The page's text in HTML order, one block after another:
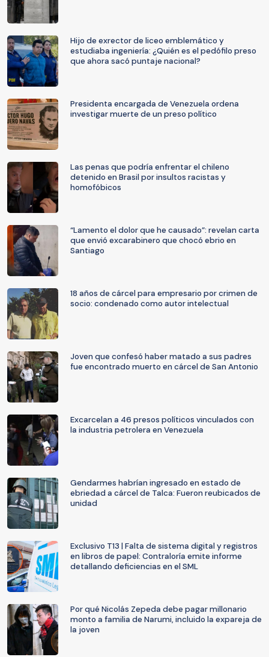
Hijo de exrector de liceo emblemático y
estudiaba ingeniería: ¿Quién es el pedófilo preso
que ahora sacó puntaje nacional?
Presidenta encargada de Venezuela ordena
investigar muerte de un preso político
Las penas que podría enfrentar el chileno
detenido en Brasil por insultos racistas y
homofóbicos
“Lamento el dolor que he causado”: revelan carta
que envió excarabinero que chocó ebrio en
Santiago
18 años de cárcel para empresario por crimen de
socio: condenado como autor intelectual
Joven que confesó haber matado a sus padres
fue encontrado muerto en cárcel de San Antonio
Excarcelan a 46 presos políticos vinculados con
la industria petrolera en Venezuela
Gendarmes habrían ingresado en estado de
ebriedad a cárcel de Talca: Fueron reubicados de
unidad
Exclusivo T13 | Falta de sistema digital y registros
en libros de papel: Contraloría emite informe
detallando deficiencias en el SML
Por qué Nicolás Zepeda debe pagar millonario
monto a familia de Narumi, incluido la expareja de
la joven